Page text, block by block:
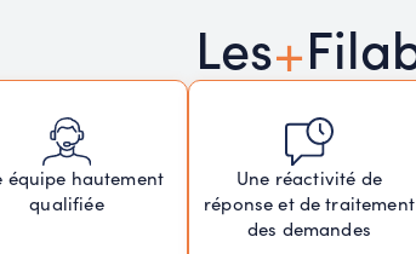
Les+
équipe hautement
qualifiée
Une réactivité de
réponse et de traitement
des demandes